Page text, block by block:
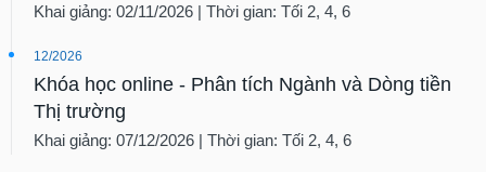
Khai giảng: 02/11/2026 | Thời gian: Tối 2, 4, 6
12/2026
Khóa học online - Phân tích Ngành và Dòng tiền
Thị trường
Khai giảng: 07/12/2026 | Thời gian: Tối 2, 4, 6